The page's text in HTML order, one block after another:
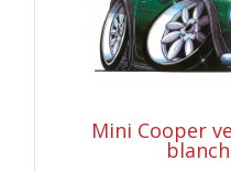
Mini Cooper